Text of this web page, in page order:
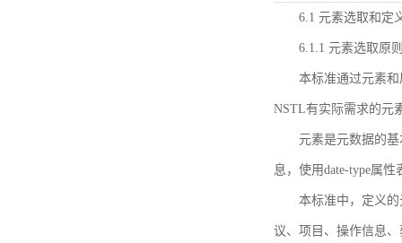
6.1 元素选取和定
6.1.1 元素选取原
本标准通过元素
NSTL有实际需求的元
元素是元数据的
息，使用date-type属
本标准中，定义
议、项目、操作信息